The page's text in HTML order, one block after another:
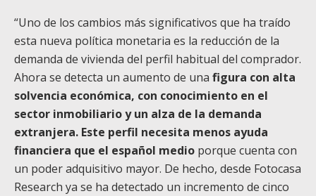
“Uno de los cambios más significativos que ha traído
esta nueva política monetaria es la reducción de la
demanda de vivienda del perfil habitual del comprador.
Ahora se detecta un aumento de una figura con alta
solvencia económica, con conocimiento en el
sector inmobiliario y un alza de la demanda
extranjera. Este perfil necesita menos ayuda
financiera que el español medio porque cuenta con
un poder adquisitivo mayor. De hecho, desde Fotocasa
Research ya se ha detectado un incremento de cinco